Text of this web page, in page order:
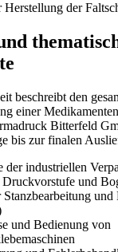
Herstellung der
beschreibt den
einer
Bitterfeld
bis zur finalen
der industriellen
und
Stanzbearbeitung
und Bedienung von